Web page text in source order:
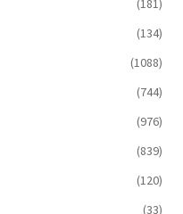
(181)
(134)
(1088)
(744)
(976)
(839)
(120)
(33)